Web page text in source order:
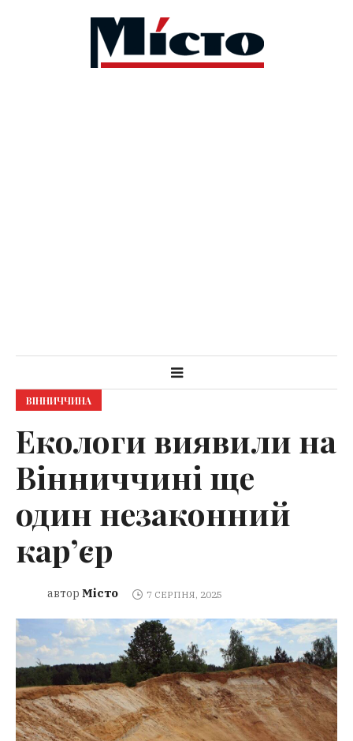
ВІННИЧЧИНА
Екологи виявили на
Вінниччині ще
один незаконний
кар’єр
автор Місто 7 СЕРПНЯ, 2025